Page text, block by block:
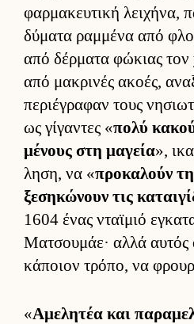
φαρ­μακευ­τική λει­χήνα,
δύματα ραμ­μένα από
από δέρ­ματα φώκιας
από μακρινές ακοές,
περιέγραφαν τους
ως γίγαντες «πολύ
μένους στη μαγεία»,
ληση, να «προκαλούν
ξεσηκώνουν τις
1604 ένας νταϊμιό
Ματσου­μάε· αλλά αυ­τός
κάποιον τρόπο, να
«Αμελητέα και